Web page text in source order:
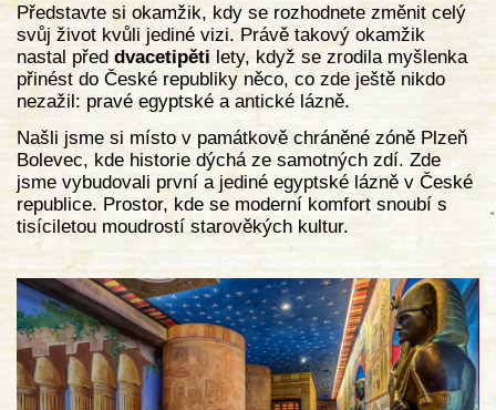
Představte si okamžik, kdy se rozhodnete změnit celý
svůj život kvůli jediné vizi. Právě takový okamžik
nastal před dvacetipěti lety, když se zrodila myšlenka
přinést do České republiky něco, co zde ještě nikdo
nezažil: pravé egyptské a antické lázně.
Našli jsme si místo v památkově chráněné zóně Plzeň
Bolevec, kde historie dýchá ze samotných zdí. Zde
jsme vybudovali první a jediné egyptské lázně v České
republice. Prostor, kde se moderní komfort snoubí s
tisíciletou moudrostí starověkých kultur.